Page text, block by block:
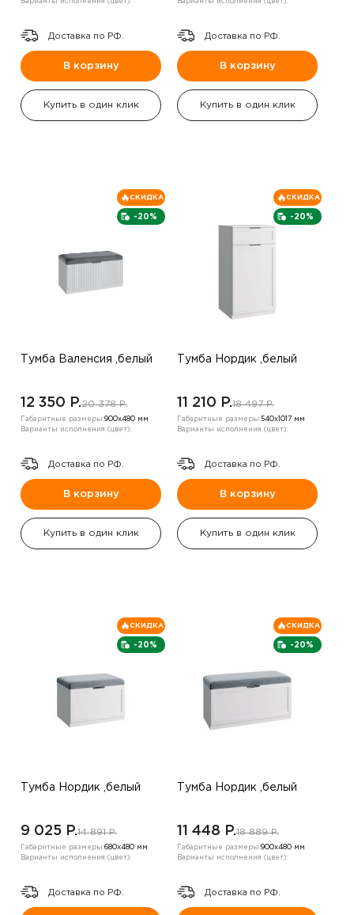
Доставка по РФ.
В корзину
Купить в один клик
Доставка по РФ.
В корзину
Купить в один клик
-20%
СКИДКА
Тумба Валенсия ,белый
12 350 P.20 378 P.
Габаритные размеры:900х480 мм
Варианты исполнения (цвет):
Доставка по РФ.
В корзину
Купить в один клик
-20%
СКИДКА
Тумба Нордик ,белый
11 210 P.18 497 P.
Габаритные размеры:540х1017 мм
Варианты исполнения (цвет):
Доставка по РФ.
В корзину
Купить в один клик
-20%
СКИДКА
Тумба Нордик ,белый
9 025 P.14 891 P.
Габаритные размеры:680х480 мм
Варианты исполнения (цвет):
Доставка по РФ.
-20%
СКИДКА
Тумба Нордик ,белый
11 448 P.18 889 P.
Габаритные размеры:900х480 мм
Варианты исполнения (цвет):
Доставка по РФ.